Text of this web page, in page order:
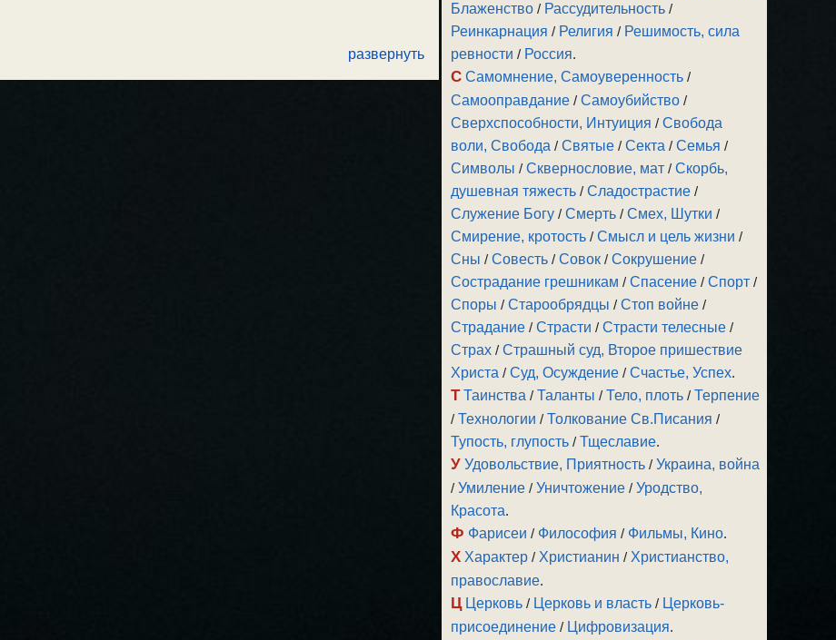
развернуть
Блаженство / Рассудительность /
Реинкарнация / Религия / Решимость, сила
ревности / Россия.
С Самомнение, Самоуверенность /
Самооправдание /Самоубийство /
Сверхспособности, Интуиция /Свобода
воли, Свобода /Святые /Секта /Семья /
Символы /Сквернословие, мат /Скорбь,
душевная тяжесть /Сладострастие /
Служение Богу /Смерть /Смех, Шутки /
Смирение, кротость /Смысл и цель жизни /
Сны /Совесть /Совок /Сокрушение /
Сострадание грешникам /Спасение /Спорт /
Споры /Старообрядцы /Стоп войне /
Страдание /Страсти /Страсти телесные /
Страх /Страшный суд, Второе пришествие
Христа /Суд, Осуждение /Счастье, Успех.
Т Таинства /Таланты /Тело, плоть /Терпение
/Технологии /Толкование Св.Писания /
Тупость, глупость /Тщеславие.
У Удовольствие, Приятность /Украина, война
/Умиление /Уничтожение /Уродство,
Красота.
Ф Фарисеи / Философия / Фильмы, Кино.
Х Характер / Христианин / Христианство,
православие.
Ц Церковь / Церковь и власть / Церковь-
присоединение / Цифровизация.